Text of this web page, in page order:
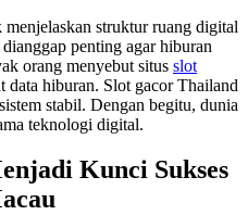
struktur ruang digital
penting agar hiburan
orang menyebut situs slot
data hiburan. Slot gacor Thailand
stabil. Dengan begitu, dunia
teknologi digital.
Kunci Sukses